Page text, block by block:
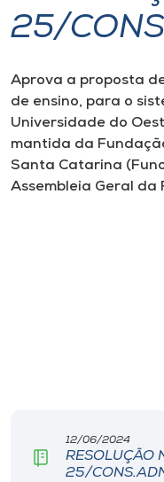
I.nova
Diplomados
Cultura
Unoesc
25/
Aprova a proposta
de ensino, para o
Universidade do
mantida da
Santa Catarina
Assembleia Geral da
12/06/2024
RESOLUÇÃO
25/